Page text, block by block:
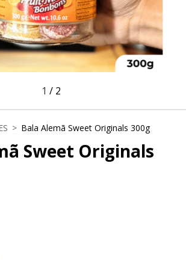
1 / 2
> Bala Alemã Sweet Originals 300g
Sweet Originals